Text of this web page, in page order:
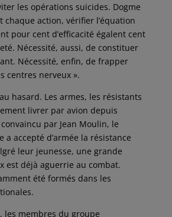
les opérations suicides. Dogme
chaque action, vérifier l’équation
pour cent d’efficacité égalent cent
Nécessité, aussi, de constituer
Nécessité, enfin, de frapper
centres nerveux ».
hasard. Les armes, les résistants
livrer par avion depuis
par Jean Moulin, le
a accepté d’armée la résistance
leur jeunesse, une grande
est déjà aguerrie au combat.
été formés dans les
les membres du groupe